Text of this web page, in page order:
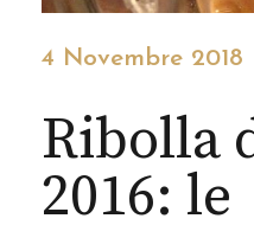
4 Novembre 2018
Ribolla
2016: le